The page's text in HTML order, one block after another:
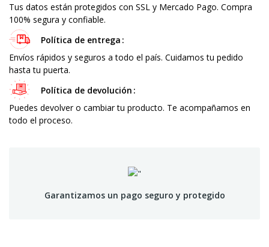
Tus datos están protegidos con SSL y Mercado Pago. Compra
100% segura y confiable.
Política de entrega
Envíos rápidos y seguros a todo el país. Cuidamos tu pedido
hasta tu puerta.
Política de devolución
Puedes devolver o cambiar tu producto. Te acompañamos en
todo el proceso.
Garantizamos un pago seguro y protegido